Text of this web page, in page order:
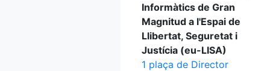
Informàtics de Gran
Magnitud a l'Espai de
Llibertat, Seguretat i
Justícia (eu-LISA)
1 plaça de Director